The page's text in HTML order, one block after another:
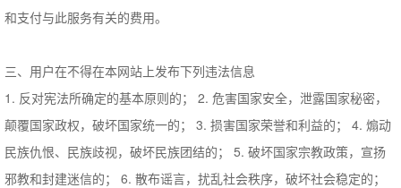
和支付与此服务有关的费用。
三、用户在不得在本网站上发布下列违法信息
1. 反对宪法所确定的基本原则的； 2. 危害国家安全，泄露国家秘密，
颠覆国家政权，破坏国家统一的； 3. 损害国家荣誉和利益的； 4. 煽动
民族仇恨、民族歧视，破坏民族团结的； 5. 破坏国家宗教政策，宣扬
邪教和封建迷信的； 6. 散布谣言，扰乱社会秩序，破坏社会稳定的；